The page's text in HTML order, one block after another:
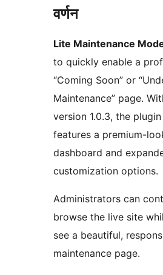
वर्णन
Lite Maintenance
to quickly enable a
“Coming Soon” or
Maintenance” page.
version 1.0.3, the
features a premium-
dashboard and
customization options.
Administrators can
browse the live site
see a beautiful,
maintenance page.